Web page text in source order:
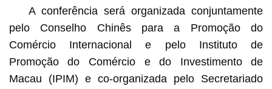
A conferência será organizada conjuntamente
pelo Conselho Chinês para a Promoção do
Comércio Internacional e pelo Instituto de
Promoção do Comércio e do Investimento de
Macau (IPIM) e co-organizada pelo Secretariado